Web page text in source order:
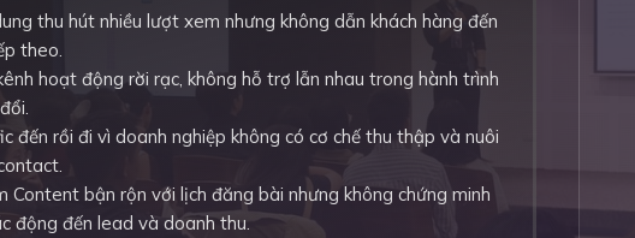
thu hút nhiều lượt xem nhưng không dẫn khách hàng đến
theo.
hoạt động rời rạc, không hỗ trợ lẫn nhau trong hành trình
đến rồi đi vì doanh nghiệp không có cơ chế thu thập và nuôi
Content bận rộn với lịch đăng bài nhưng không chứng minh
động đến lead và doanh thu.